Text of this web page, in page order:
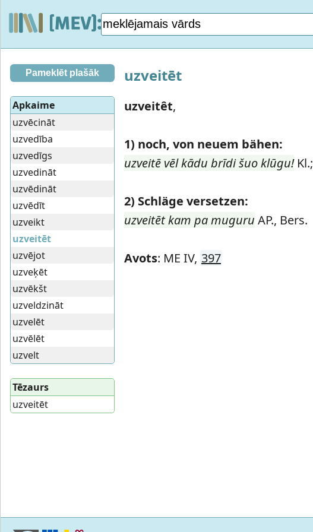
uzveitēt
uzveitêt,
1) noch, von neuem bähen:
uzveitē vēl kādu brīdi šuo klūgu!Kl.;
2) Schläge versetzen:
uzveitēt kam pa muguru AP., Bers.
Avots: ME IV, 397
Pameklēt plašāk
Apkaime
uzvēcināt
uzvedība
uzvedīgs
uzvedināt
uzvēdināt
uzvēdīt
uzveikt
uzveitēt
uzvējot
uzveķēt
uzvēkšt
uzveldzināt
uzvelēt
uzvēlēt
uzvelt
Tēzaurs
uzveitēt